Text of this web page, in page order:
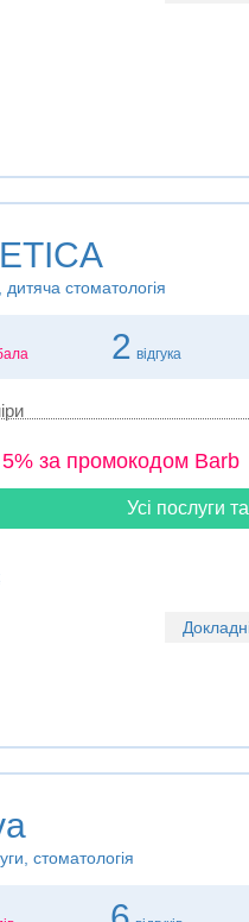
дитяча стоматологія
2 відгука
за промокодом Barb
Усі послуги
стоматологія